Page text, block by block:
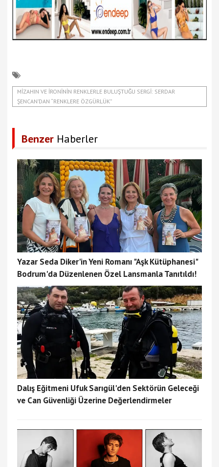
MIZAHIN VE İRONININ RENKLERLE BULUŞTUĞU SERGI: SERDAR
ŞENCAN’DAN “RENKLERE ÖZGÜRLÜK”
Benzer Haberler
Yazar Seda Diker'in Yeni Romanı "Aşk Kütüphanesi"
Bodrum'da Düzenlenen Özel Lansmanla Tanıtıldı!
Dalış Eğitmeni Ufuk Sarıgül'den Sektörün Geleceği
ve Can Güvenliği Üzerine Değerlendirmeler